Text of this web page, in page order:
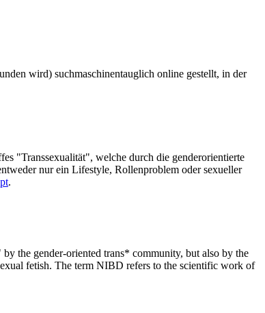
wird) suchmaschinentauglich online gestellt, in der
"Transsexualität", welche durch die genderorientierte
nur ein Lifestyle, Rollenproblem oder sexueller
.
the gender-oriented trans* community, but also by the
fetish. The term NIBD refers to the scientific work of